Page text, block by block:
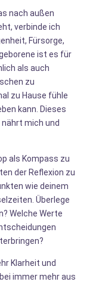
nach außen
verbinde ich
Fürsorge,
ist es für
als auch
zu
zu Hause fühle
kann. Dieses
mich und
als Kompass zu
der Reflexion zu
wie deinem
Überlege
Welche Werte
Klarheit und
immer mehr aus